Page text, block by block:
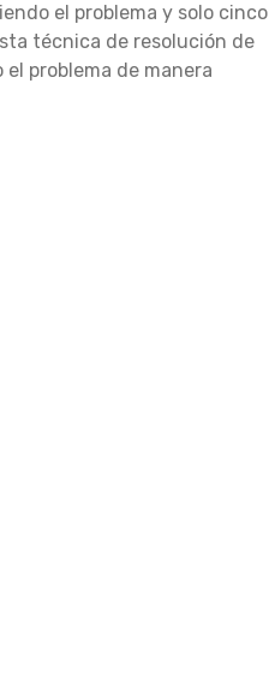
el problema y solo cinco
técnica de resolución de
problema de manera